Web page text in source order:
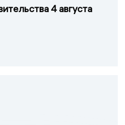
4 августа